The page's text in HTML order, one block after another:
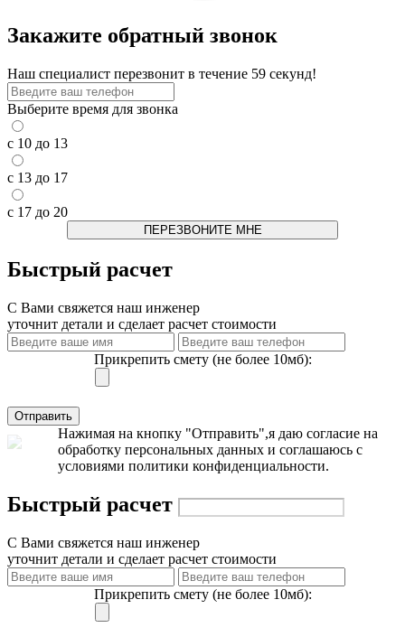
Закажите обратный звонок
Наш специалист перезвонит в течение 59 секунд!
Выберите время для звонка
с 10 до 13
с 13 до 17
с 17 до 20
ПЕРЕЗВОНИТЕ МНЕ
Быстрый расчет
С Вами свяжется наш инженер
уточнит детали и сделает расчет стоимости
Прикрепить смету (не более 10мб):
Отправить
Нажимая на кнопку "Отправить",я даю согласие на
обработку персональных данных и соглашаюсь с
условиями политики конфиденциальности.
Быстрый расчет
С Вами свяжется наш инженер
уточнит детали и сделает расчет стоимости
Прикрепить смету (не более 10мб):